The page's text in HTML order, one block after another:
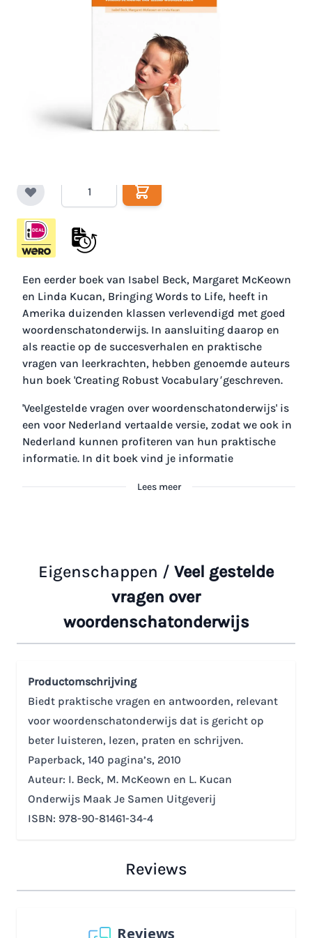
Veel gestelde vragen over
woordenschatonderwijs
Volgens de aanpak van "Lezend woorden leren".
€ 32,50
Excl. BTW: € 29,82
Op voorraad
Aantal
Een eerder boek van Isabel Beck, Margaret McKeown
en Linda Kucan, Bringing Words to Life, heeft in
Amerika duizenden klassen verlevendigd met goed
woordenschatonderwijs. In aansluiting daarop en
als reactie op de succesverhalen en praktische
vragen van leerkrachten, hebben genoemde auteurs
hun boek 'Creating Robust Vocabularygeschreven.
'Veelgestelde vragen over woordenschatonderwijs' is
een voor Nederland vertaalde versie, zodat we ook in
Nederland kunnen profiteren van hun praktische
informatie. In dit boek vind je informatie
Lees meer
Eigenschappen / Veel gestelde
vragen over
woordenschatonderwijs
Productomschrijving
Biedt praktische vragen en antwoorden, relevant
voor woordenschatonderwijs dat is gericht op
beter luisteren, lezen, praten en schrijven.
Paperback, 140 pagina’s, 2010
Auteur: I. Beck, M. McKeown en L. Kucan
Onderwijs Maak Je Samen Uitgeverij
ISBN: 978-90-81461-34-4
Reviews
Reviews